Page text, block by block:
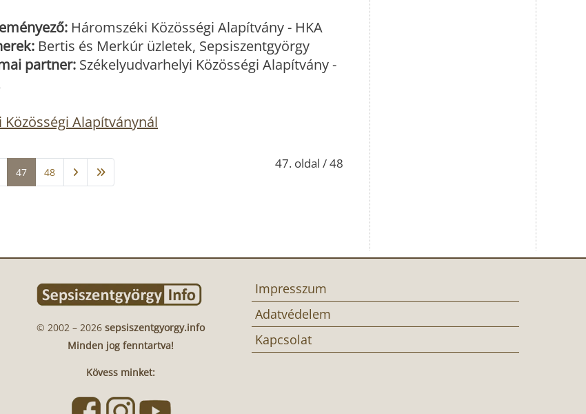
Háromszéki Közösségi Alapítvány - HKA
Bertis és Merkúr üzletek, Sepsiszentgyörgy
partner: Székelyudvarhelyi Közösségi Alapítvány -
Alapítványnál
47. oldal / 48
47 48
© 2002 – 2026 sepsiszentgyorgy.info
Minden jog fenntartva!
Kövess minket:
Impresszum
Adatvédelem
Kapcsolat